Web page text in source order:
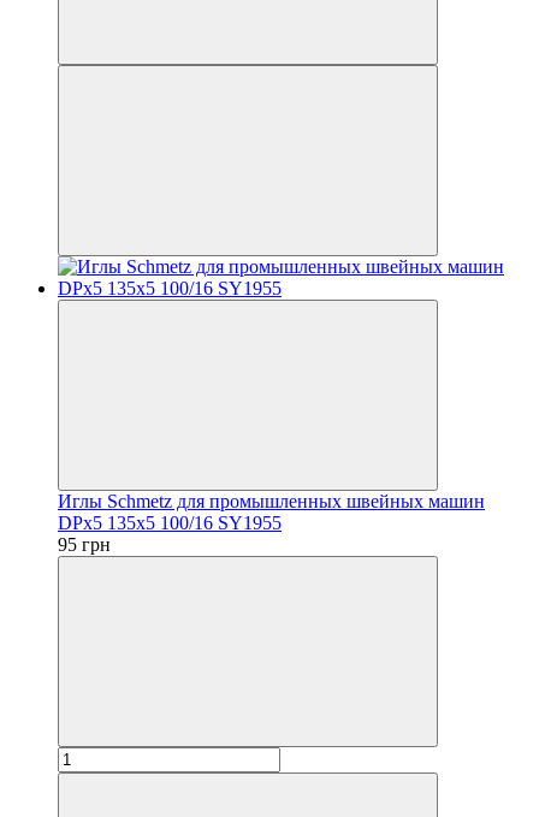
Иглы Schmetz для промышленных швейных машин
DPx5 135x5 100/16 SY1955
95 грн